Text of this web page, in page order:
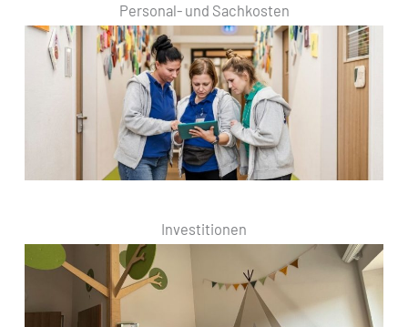
Personal- und Sachkosten
Investitionen